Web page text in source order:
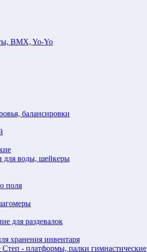
BMX, Yo-Yo
балансировки
для воды, шейкеры
поля
для раздевалок
хранения инвентаря
Степ - платформы, палки гимнастические